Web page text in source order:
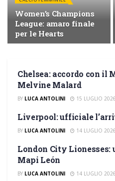
Women’s Champions
League: amaro finale
per le Hearts
CALCIO FEMMINILE
Chelsea: accordo con il
Melvine Malard
BY LUCA ANTOLINI 15 LUGLIO 2026
CALCIO FEMMINILE
Liverpool: ufficiale
BY LUCA ANTOLINI 14 LUGLIO 2026
CALCIO FEMMINILE
London City Lionesses:
Mapi León
BY LUCA ANTOLINI 14 LUGLIO 2026